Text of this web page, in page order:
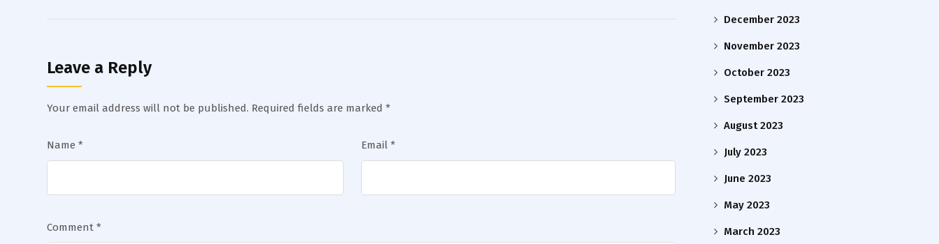
Leave a Reply
Your email address will not be published. Required fields are marked *
Name * Email *
Comment *
December 2023
November 2023
October 2023
September 2023
August 2023
July 2023
June 2023
May 2023
March 2023